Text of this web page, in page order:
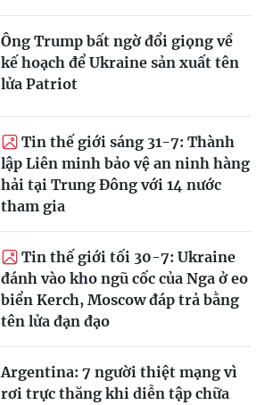
Ông Trump bất ngờ đổi giọng về
kế hoạch để Ukraine sản xuất tên
lửa Patriot
Tin thế giới sáng 31-7: Thành
lập Liên minh bảo vệ an ninh hàng
hải tại Trung Đông với 14 nước
tham gia
Tin thế giới tối 30-7: Ukraine
đánh vào kho ngũ cốc của Nga ở eo
biển Kerch, Moscow đáp trả bằng
tên lửa đạn đạo
Argentina: 7 người thiệt mạng vì
rơi trực thăng khi diễn tập chữa